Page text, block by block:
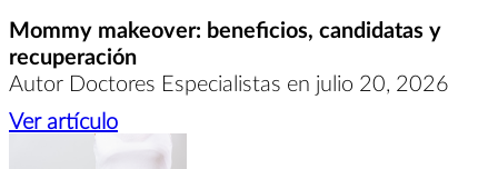
Mommy makeover: beneficios, candidatas y
recuperación
Autor Doctores Especialistas en julio 20, 2026
Ver artículo